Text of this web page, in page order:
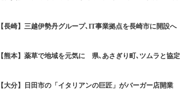
【長崎】三越伊勢丹グループ､IT事業拠点を長崎市に開設へ
【熊本】薬草で地域を元気に 県､あさぎり町､ツムラと協定
【大分】日田市の「イタリアンの巨匠」がバーガー店開業